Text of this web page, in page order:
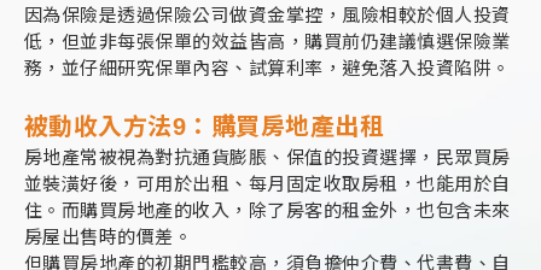
因為保險是透過保險公司做資金掌控，風險相較於個人投資
低，但並非每張保單的效益皆高，購買前仍建議慎選保險業
務，並仔細研究保單內容、試算利率，避免落入投資陷阱。
被動收入方法9： 購買房地產出租
房地產常被視為對抗通貨膨脹、保值的投資選擇，民眾買房
並裝潢好後，可用於出租、每月固定收取房租，也能用於自
住。而購買房地產的收入，除了房客的租金外，也包含未來
房屋出售時的價差。
但購買房地產的初期門檻較高，須負擔仲介費、代書費、自